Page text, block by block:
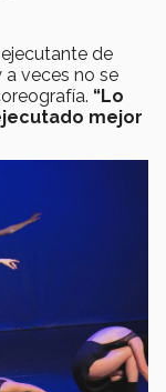
de
a veces no se
“Lo
mejor